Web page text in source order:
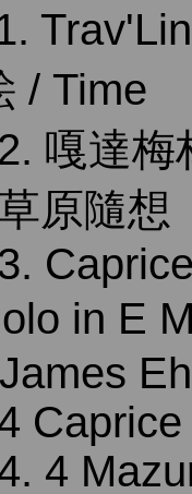
/ Time
嘎達梅
原隨想
in E
Caprice
4